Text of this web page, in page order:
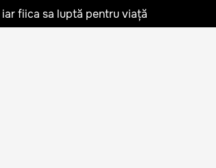
fiica sa luptă pentru viață